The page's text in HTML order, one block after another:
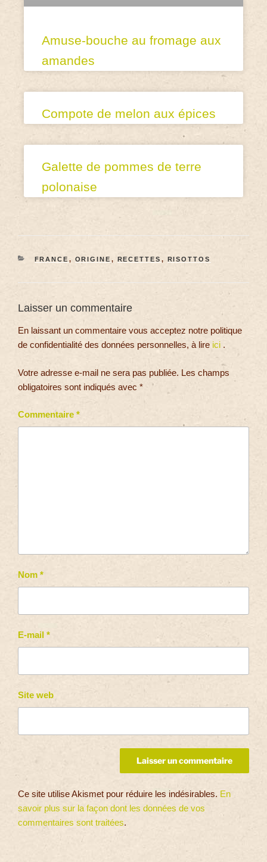
Amuse-bouche au fromage aux
amandes
Compote de melon aux épices
Galette de pommes de terre
polonaise
FRANCE , ORIGINE , RECETTES , RISOTTOS
Laisser un commentaire
En laissant un commentaire vous acceptez notre politique
de confidentialité des données personnelles, à lire ici .
Votre adresse e-mail ne sera pas publiée. Les champs
obligatoires sont indiqués avec *
Commentaire *
Nom *
E-mail *
Site web
Ce site utilise Akismet pour réduire les indésirables. En
savoir plus sur la façon dont les données de vos
commentaires sont traitées.